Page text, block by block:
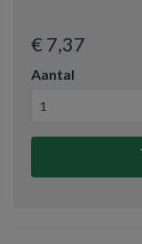
€ 7,37
Aantal